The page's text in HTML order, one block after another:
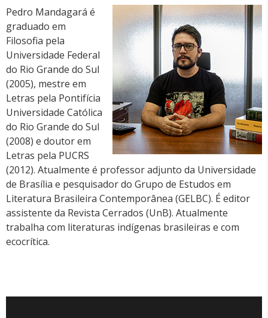
Pedro Mandagará é
graduado em
Filosofia pela
Universidade Federal
do Rio Grande do Sul
(2005), mestre em
Letras pela Pontifícia
Universidade Católica
do Rio Grande do Sul
(2008) e doutor em
Letras pela PUCRS
(2012). Atualmente é professor adjunto da Universidade
de Brasília e pesquisador do Grupo de Estudos em
Literatura Brasileira Contemporânea (GELBC). É editor
assistente da Revista Cerrados (UnB). Atualmente
trabalha com literaturas indígenas brasileiras e com
ecocrítica.